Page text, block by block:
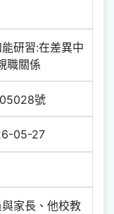
研習:在差異中
職關係
號
05-27
家長、他校教